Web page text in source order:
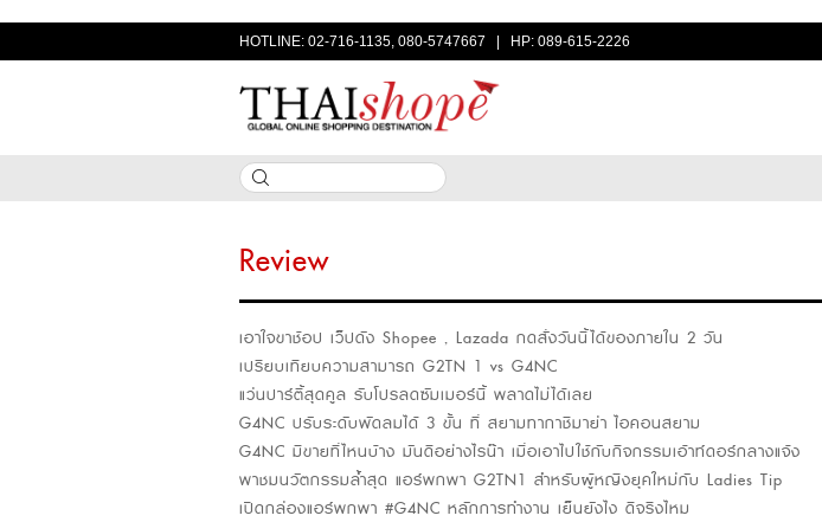
HOTLINE: 02-716-1135, 080-5747667 | HP: 089-615-2226
Review
เอาใจขาช้อป เว็ปดัง Shopee , Lazada กดสั่งวันนี้ได้ของภายใน 2 วัน
เปรียบเทียบความสามารถ G2TN 1 vs G4NC
แว่นปาร์ตี้สุดคูล รับโปรลดซัมเมอร์นี้ พลาดไม่ได้เลย
G4NC ปรับระดับพัดลมได้ 3 ขั้น ที่ สยามทากาชิมาย่า ไอคอนสยาม
G4NC มีขายที่ไหนบ้าง มันดีอย่างไรน๊า เมื่อเอาไปใช้กับกิจกรรมเอ้าท์ดอร์กลางแจ้ง
พาชมนวัตกรรมล้ำสุด แอร์พกพา G2TN1 สำหรับผู้หญิงยุคใหม่กับ Ladies Tip
เปิดกล่องแอร์พกพา #G4NC หลักการทำงาน เย็นยังไง ดีจริงไหม